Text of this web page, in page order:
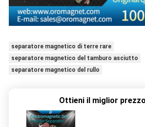
separatore magnetico di terre rare
separatore magnetico del tamburo asciutto
separatore magnetico del rullo
Ottieni il miglior